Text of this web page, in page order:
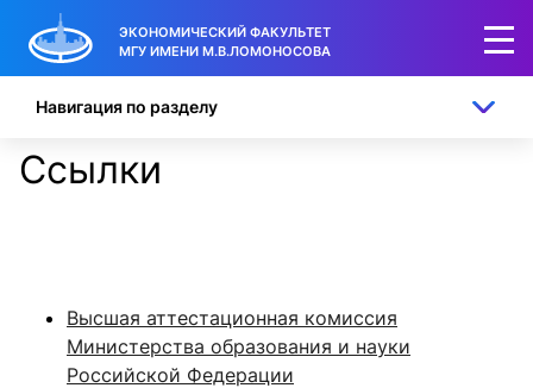
ЭКОНОМИЧЕСКИЙ ФАКУЛЬТЕТ
МГУ ИМЕНИ М.В.ЛОМОНОСОВА
Ссылки
Навигация по разделу
Высшая аттестационная комиссия
Министерства образования и науки
Российской Федерации